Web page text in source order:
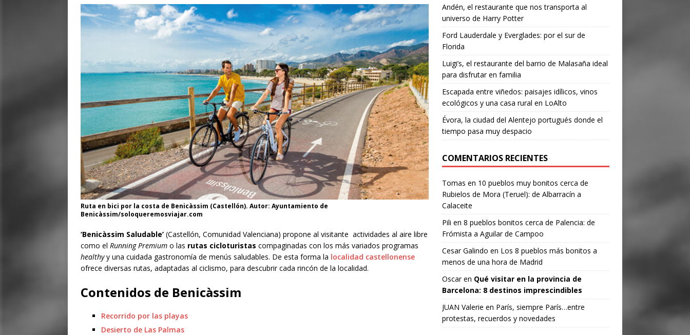
Ruta en bici por la costa de Benicàssim (Castellón). Autor: Ayuntamiento de
Benicàssim/soloqueremosviajar.com
‘Benicàssim Saludable’ (Castellón, Comunidad Valenciana) propone al visitante actividades al aire libre
como el Running Premium o las rutas cicloturistas compaginadas con los más variados programas
healthyy una cuidada gastronomía de menús saludables. De esta forma la localidad castellonense
ofrece diversas rutas, adaptadas al ciclismo, para descubrir cada rincón de la localidad.
Contenidos de Benicàssim
Recorrido por las playas
Desierto de Las Palmas
Andén, el restaurante que nos transporta al
universo de Harry Potter
Ford Lauderdale y Everglades: por el sur de
Florida
Luigi’s, el restaurante del barrio de Malasaña ideal
para disfrutar en familia
Escapada entre viñedos: paisajes idílicos, vinos
ecológicos y una casa rural en LoAlto
Évora, la ciudad del Alentejo portugués donde el
tiempo pasa muy despacio
COMENTARIOS RECIENTES
Tomas en 10 pueblos muy bonitos cerca de
Rubielos de Mora (Teruel): de Albarracín a
Calaceite
Pili en 8 pueblos bonitos cerca de Palencia: de
Frómista a Aguilar de Campoo
Cesar Galindo en Los 8 pueblos más bonitos a
menos de una hora de Madrid
Oscaren Qué visitar en la provincia de
Barcelona: 8 destinos imprescindibles
JUAN Valerie en París, siempre París…entre
protestas, recuerdos y novedades